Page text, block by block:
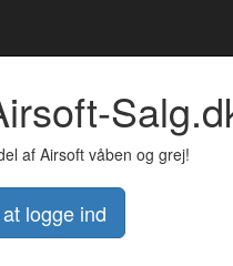
af Airsoft våben og grej!
logge ind